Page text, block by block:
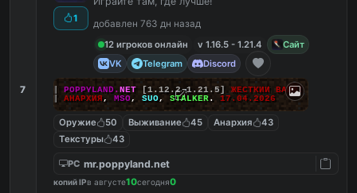
7
1
добавлен 763 дн назад
12 игроков онлайн
v 1.16.5 - 1.21.4
Сайт
VK
Telegram Discord
POPPYLAND. NET[1.12.2-1.21.5] ЖЕСТКИЙ ВАЙП!
АНАРХИЯ, MSO, SUO, STALKER. 17.04.2026
Оружие 50 Выживание 45 Анархия
43
Текстуры
43
PC mr.poppyland.net
копий IPв августе10сегодня0